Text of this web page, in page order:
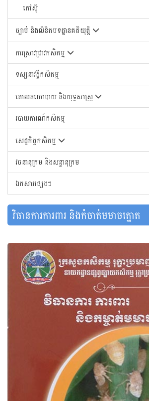
កៅស៊ូ
ច្បាប់ និងលិខិតបទដ្ឋានគតិយុត្តិ
ការស្រាវជ្រាវកសិកម្ម
ទស្សនាវដ្តីកសិកម្ម
គោលនយោបាយ និងយុទ្ធសាស្រ្ត
របាយការណ៍កសិកម្ម
សេដ្ឋកិច្ចកសិកម្ម
វចនានុក្រម និងសន្ទានុក្រម
ឯកសារផ្សេងៗ
វិធានការការពារ និងកំចាត់មមាចត្នោត